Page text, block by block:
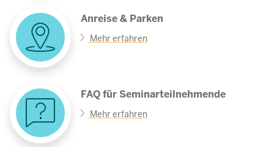
Anreise & Parken
Mehr erfahren
FAQ für Seminarteilnehmende
Mehr erfahren